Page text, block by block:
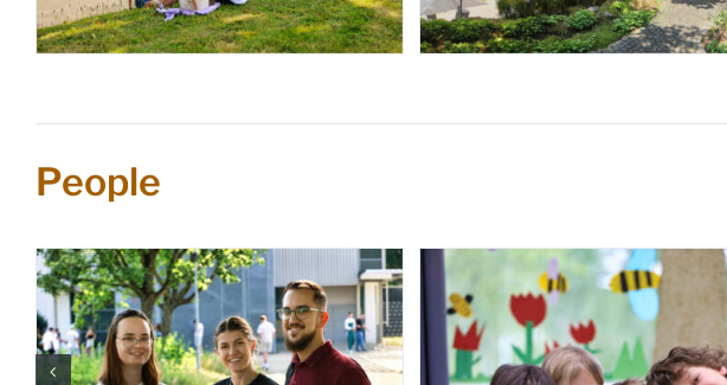
People